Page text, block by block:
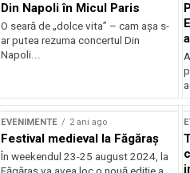
Din Napoli în Micul Paris
O seară de „dolce vita” – cam așa s-
ar putea rezuma concertul Din
Napoli...
EVENIMENTE 2 ani ago
Festival medieval la Făgăraș
În weekendul 23-25 august 2024, la